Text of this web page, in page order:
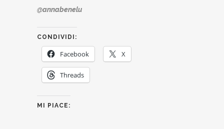
@annabenelu
CONDIVIDI:
Facebook X
Threads
MI PIACE: